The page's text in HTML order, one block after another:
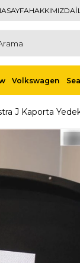
HAKKIMIZDA
Volkswagen
J Kaporta